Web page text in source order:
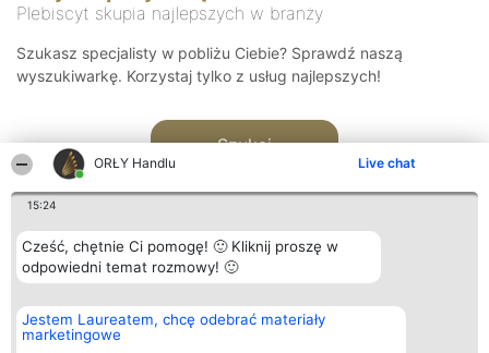
ORŁY Handlu Live chat
15:24
Cześć, chętnie Ci pomogę! 🙂 Kliknij proszę w
odpowiedni temat rozmowy! 🙂
Jestem Laureatem, chcę odebrać materiały
marketingowe
Plebiscyt skupia najlepszych w branży
Szukasz specjalisty w pobliżu Ciebie? Sprawdź naszą
wyszukiwarkę. Korzystaj tylko z usług najlepszych!
Szukaj
Organizator plebiscytu
Bright Side Solutions sp. z o.
o. sp. k.
Plebiscyt
Laureaci
Kontakt
Kontakt